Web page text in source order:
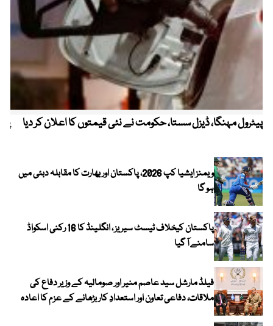
پیٹرول مہنگا، ڈیزل سستا، حکومت نے نئی قیمتوں کا اعلان کر دیا
ویمنز ایشیا کپ 2026، پاکستان اور بھارت کا مقابلہ دبئی میں
ہو گا
پاکستان کیخلاف ٹیسٹ سیریز ، انگلینڈ کا 16 رکنی اسکواڈ
سامنے آ گیا
فیلڈ مارشل سید عاصم منیر اور صومالیہ کے وزیر دفاع کی
ملاقات، دفاعی تعاون اور استعدادِ کار بڑھانے کے عزم کا اعادہ